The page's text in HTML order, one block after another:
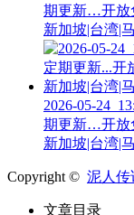
期更新…开放
新加坡|台湾|
2026-05-
期更新…开放
新加坡|台湾|
Copyright © 泥人传
文章目录